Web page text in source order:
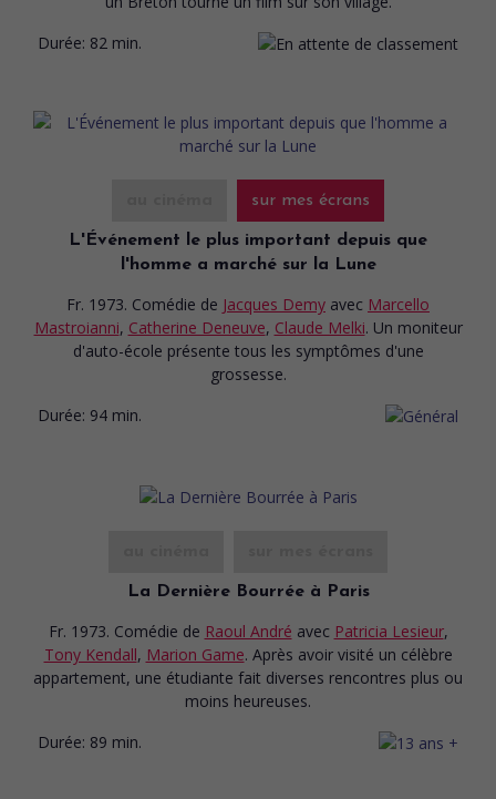
Durée: 82 min.
sur mes écrans
L'Événement le plus important depuis que
l'homme a marché sur la Lune
Fr. 1973. Comédie de Jacques Demy avec Marcello
Mastroianni, Catherine Deneuve, Claude Melki. Un moniteur
d'auto-école présente tous les symptômes d'une
grossesse.
Durée: 94 min.
La Dernière Bourrée à Paris
Fr. 1973. Comédie de Raoul André avec Patricia Lesieur,
Tony Kendall, Marion Game. Après avoir visité un célèbre
appartement, une étudiante fait diverses rencontres plus ou
moins heureuses.
Durée: 89 min.